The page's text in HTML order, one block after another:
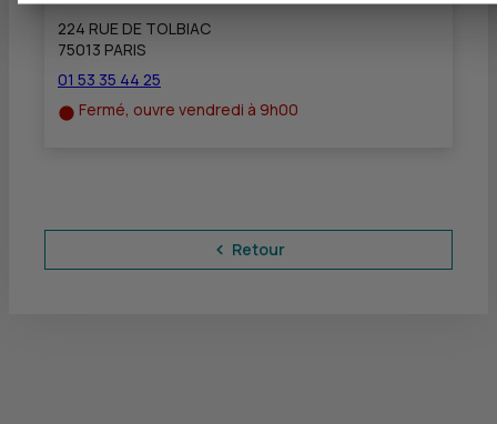
224 RUE DE TOLBIAC
75013 PARIS
01 53 35 44 25
Fermé, ouvre vendredi à 9h00
Retour